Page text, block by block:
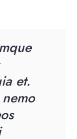
et.